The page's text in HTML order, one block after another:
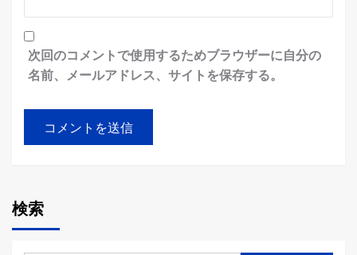
次回のコメントで使用するためブラウザーに自分の
名前、メールアドレス、サイトを保存する。
検索